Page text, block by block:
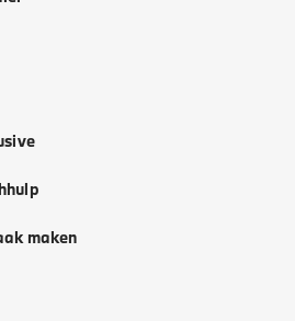
maken